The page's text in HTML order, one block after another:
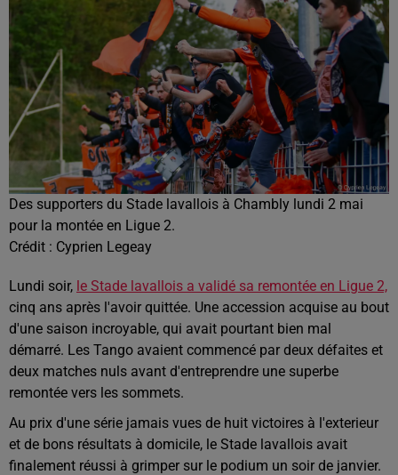
Des supporters du Stade lavallois à Chambly lundi 2 mai
pour la montée en Ligue 2.
Crédit : Cyprien Legeay
Lundi soir, le Stade lavallois a validé sa remontée en Ligue 2,
cinq ans après l'avoir quittée. Une accession acquise au bout
d'une saison incroyable, qui avait pourtant bien mal
démarré. Les Tango avaient commencé par deux défaites et
deux matches nuls avant d'entreprendre une superbe
remontée vers les sommets.
Au prix d'une série jamais vues de huit victoires à l'exterieur
et de bons résultats à domicile, le Stade lavallois avait
finalement réussi à grimper sur le podium un soir de janvier.